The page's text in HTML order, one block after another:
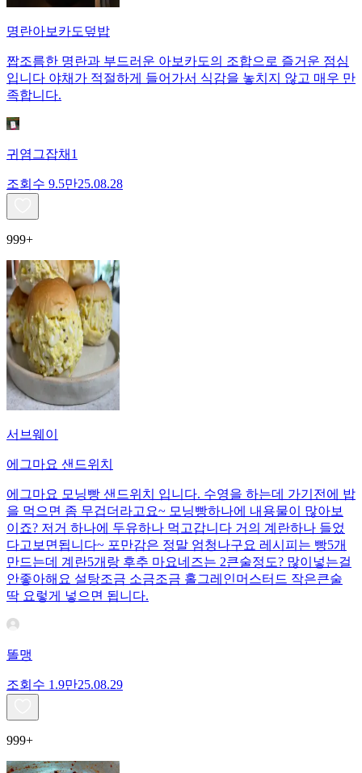
명란아보카도덮밥
짭조름한 명란과 부드러운 아보카도의 조합으로 즐거운 점심
입니다 야채가 적절하게 들어가서 식감을 놓치지 않고 매우 만
족합니다.
귀염그잡채1
조회수 9.5만25.08.28
999+
서브웨이
에그마요 샌드위치
에그마요 모닝빵 샌드위치 입니다. 수영을 하는데 가기전에 밥
을 먹으면 좀 무겁더라고요~ 모닝빵하나에 내용물이 많아보
이죠? 저거 하나에 두유하나 먹고갑니다 거의 계란하나 들었
다고보면됩니다~ 포만감은 정말 엄청나구요 레시피는 빵5개
만드는데 계란5개랑 후추 마요네즈는 2큰술정도? 많이넣는걸
안좋아해요 설탕조금 소금조금 홀그레인머스터드 작은큰술
딱 요렇게 넣으면 됩니다.
똘맹
조회수 1.9만25.08.29
999+